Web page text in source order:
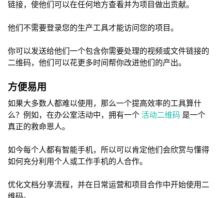
链接，使他们可以在任何地方查看并为项目做出贡献。
他们不需要登录您的生产工具才能访问您的项目。
你可以发送给他们一个包含你需要处理的视频或文件链接的
二维码，他们可以花更多时间帮你改进他们的产出。
方便易用
如果大多数人都难以使用，那么一个提高效率的工具算什
么？例如，在办公室活动中，拥有一个 活动二维码 是一个
真正的救命恩人。
如今每个人都有智能手机，所以可以肯定他们会欣赏与懂得
如何充分利用个人或工作手机的人合作。
优化文档分享流程，并在日常运营和项目合作中开始使用二
维码。